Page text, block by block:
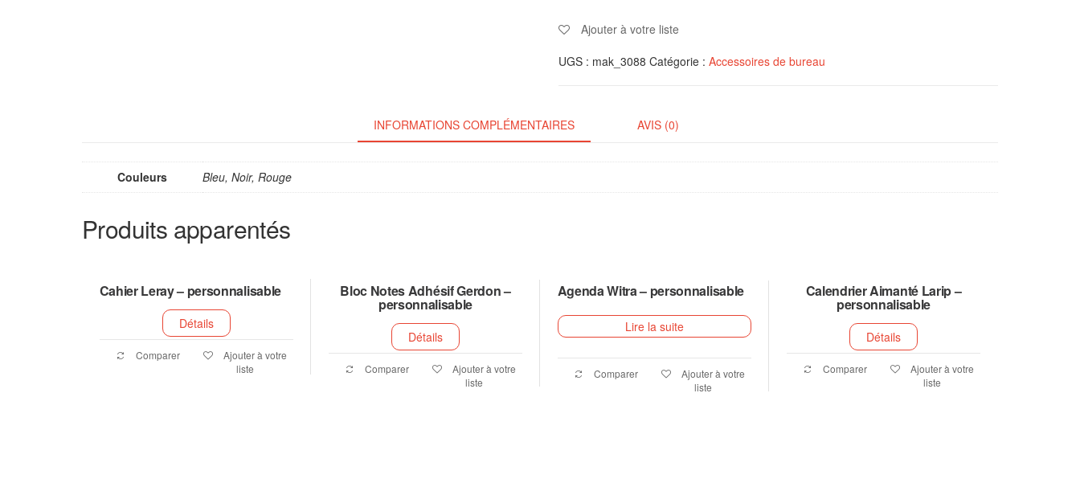
Ajouter à votre liste
UGS : mak_3088 Catégorie : Accessoires de bureau
INFORMATIONS COMPLÉMENTAIRES AVIS (0)
Couleurs Bleu, Noir, Rouge
Produits apparentés
Cahier Leray – personnalisable
Détails
Comparer
Ajouter à votre
liste
Bloc Notes Adhésif Gerdon –
personnalisable
Détails
Comparer
Ajouter à votre
liste
Agenda Witra – personnalisable
Lire la suite
Comparer
Ajouter à votre
liste
Calendrier Aimanté Larip –
personnalisable
Détails
Comparer
Ajouter à votre
liste